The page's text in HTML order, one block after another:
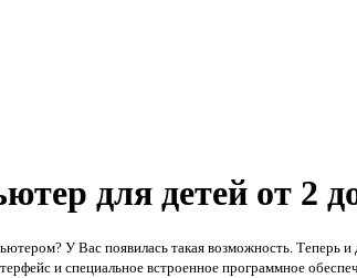
для детей от 2
У Вас появилась такая возможность. Теперь
и специальное встроенное программное